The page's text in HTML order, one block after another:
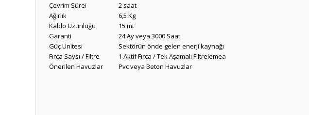
Çevrim Sürei
2 saat
Ağırlık
6,5 Kg
Kablo Uzunluğu
15 mt
Garanti
24 Ay veya 3000 Saat
Güç Ünitesi
Sektörün önde gelen enerji kaynağı
Fırça Saysı / Filtre
1 Aktif Fırça / Tek Aşamalı Filtrelemea
Önerilen Havuzlar
Pvc veya Beton Havuzlar